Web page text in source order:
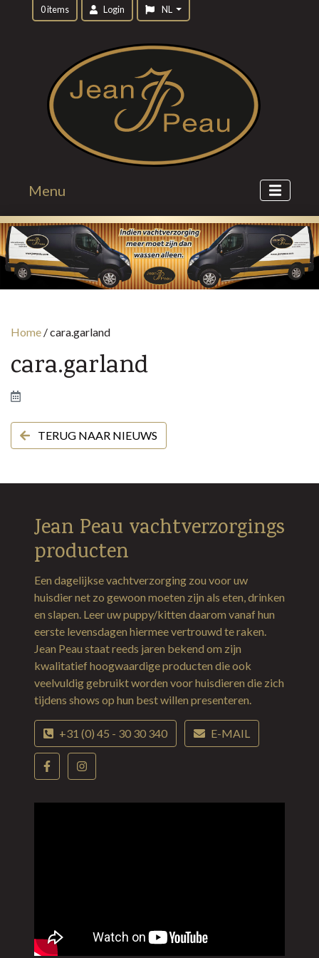
0 items Login NL
Menu
Home /cara.garland
cara.garland
TERUG NAAR NIEUWS
Jean Peau vachtverzorgings
producten
Een dagelijkse vachtverzorging zou voor uw
huisdier net zo gewoon moeten zijn als eten, drinken
en slapen. Leer uw puppy/kitten daarom vanaf hun
eerste levensdagen hiermee vertrouwd te raken.
Jean Peau staat reeds jaren bekend om zijn
kwalitatief hoogwaardige producten die ook
veelvuldig gebruikt worden voor huisdieren die zich
tijdens shows op hun best willen presenteren.
+31 (0) 45 - 30 30 340 E-MAIL